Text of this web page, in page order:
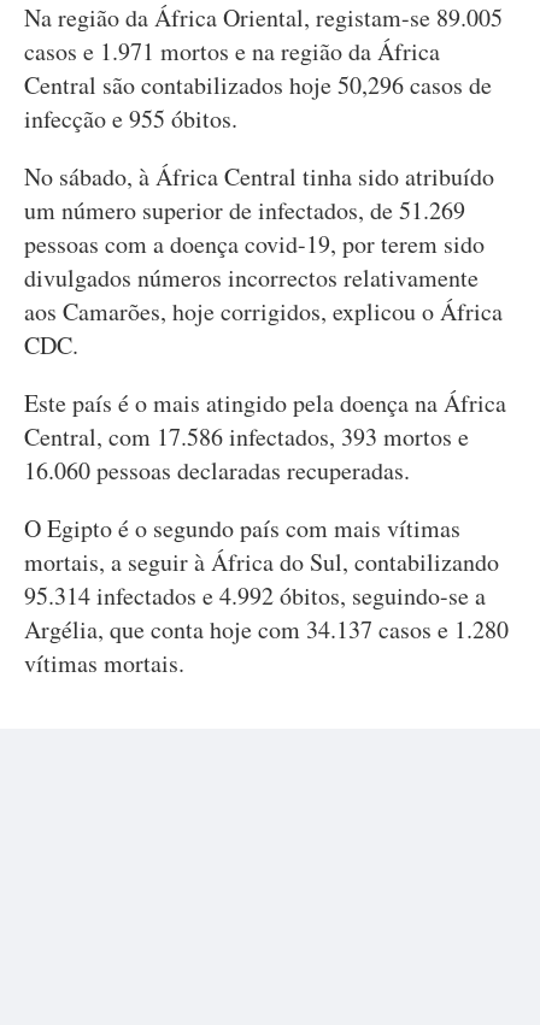
Na região da África Oriental, registam-se 89.005
casos e 1.971 mortos e na região da África
Central são contabilizados hoje 50,296 casos de
infecção e 955 óbitos.
No sábado, à África Central tinha sido atribuído
um número superior de infectados, de 51.269
pessoas com a doença covid-19, por terem sido
divulgados números incorrectos relativamente
aos Camarões, hoje corrigidos, explicou o África
CDC.
Este país é o mais atingido pela doença na África
Central, com 17.586 infectados, 393 mortos e
16.060 pessoas declaradas recuperadas.
O Egipto é o segundo país com mais vítimas
mortais, a seguir à África do Sul, contabilizando
95.314 infectados e 4.992 óbitos, seguindo-se a
Argélia, que conta hoje com 34.137 casos e 1.280
vítimas mortais.